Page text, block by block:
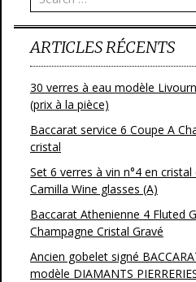
ARTICLES RÉCENTS
30 verres à eau modèle
(prix à la pièce)
Baccarat service 6 Coupe A
cristal
Set 6 verres à vin n°4 en
Camilla Wine glasses (A)
Baccarat Athenienne 4 Fluted
Champagne Cristal Gravé
Ancien gobelet signé
modèle DIAMANTS